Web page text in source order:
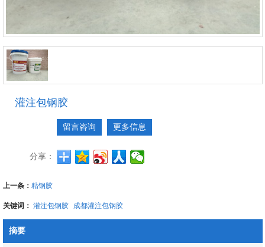
灌注包钢胶
留言咨询 更多信息
分享：
上一条： 粘钢胶
关键词： 灌注包钢胶 成都灌注包钢胶
摘要